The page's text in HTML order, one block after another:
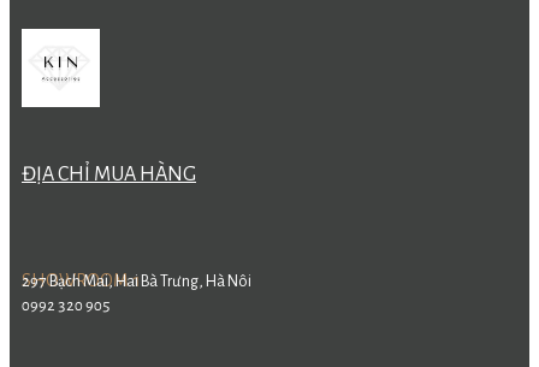
ĐỊA CHỈ MUA HÀNG
SHOWROOM 1
297 Bạch Mai, Hai Bà Trưng, Hà Nôi
0992 320 905